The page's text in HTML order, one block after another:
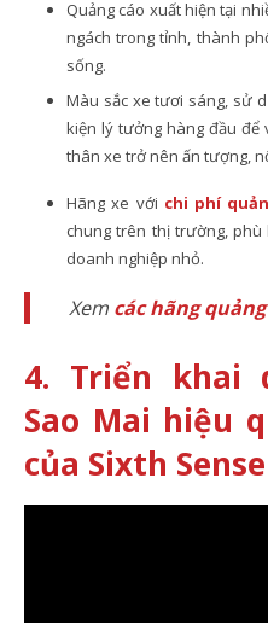
Quảng cáo xuất hiện tại
ngách trong tỉnh, thành
sống.
Màu sắc xe tươi sáng, sử
kiện lý tưởng hàng đầu để
thân xe trở nên ấn tượng,
Hãng xe với chi phí
chung trên thị trường,
doanh nghiệp nhỏ.
Xem các hãng
4. Triển khai
Sao Mai hiệu
của Sixth